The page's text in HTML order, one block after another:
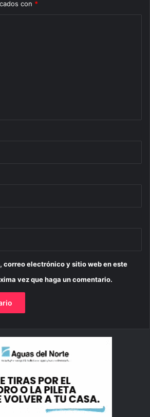
con *
correo electrónico y sitio web en este
vez que haga un comentario.